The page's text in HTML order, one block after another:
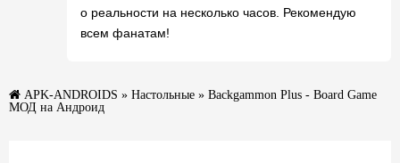
о реальности на несколько часов. Рекомендую
всем фанатам!
APK-ANDROIDS » Настольные » Backgammon Plus - Board Game
МОД на Андроид